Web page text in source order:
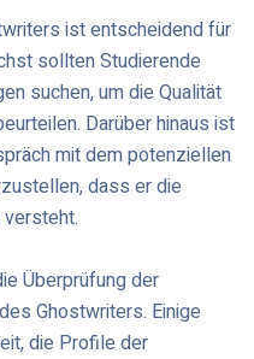
ist entscheidend für
sollten Studierende
suchen, um die Qualität
Darüber hinaus ist
mit dem potenziellen
dass er die
Überprüfung der
Ghostwriters. Einige
die Profile der